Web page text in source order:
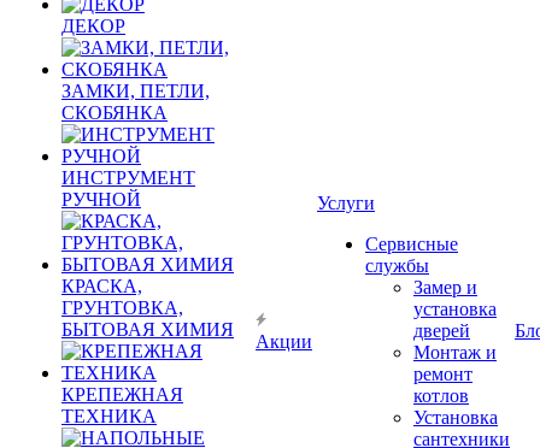
ДЕКОР
ЗАМКИ, ПЕТЛИ,
СКОБЯНКА
ИНСТРУМЕНТ
РУЧНОЙ
КРАСКА,
ГРУНТОВКА,
БЫТОВАЯ ХИМИЯ
КРЕПЕЖНАЯ
ТЕХНИКА
Акции
Услуги
Сервисные
службы
Замер и
установка
дверей
Монтаж и
ремонт
котлов
Установка
сантехники